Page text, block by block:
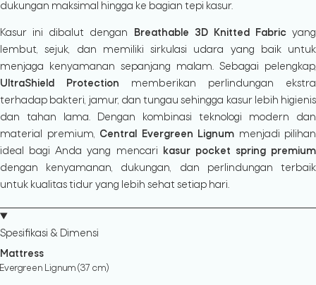
dukungan maksimal hingga ke bagian tepi kasur.
Kasur ini dibalut dengan Breathable 3D Knitted Fabricyang
lembut, sejuk, dan memiliki sirkulasi udara yang baik untuk
menjaga kenyamanan sepanjang malam. Sebagai pelengkap,
UltraShield Protection memberikan perlindungan ekstra
terhadap bakteri, jamur, dan tungau sehingga kasur lebih higienis
dan tahan lama. Dengan kombinasi teknologi modern dan
material premium, Central Evergreen Lignum menjadi pilihan
ideal bagi Anda yang mencari kasur pocket spring premium
dengan kenyamanan, dukungan, dan perlindungan terbaik
untuk kualitas tidur yang lebih sehat setiap hari.
Spesifikasi & Dimensi
Mattress
Evergreen Lignum (37 cm)